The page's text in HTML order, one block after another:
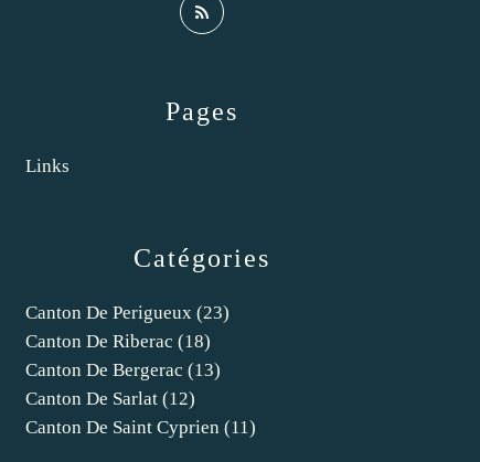
Catégories
Canton De Perigueux (23)
Canton De Riberac (18)
Canton De Bergerac (13)
Canton De Sarlat (12)
Canton De Saint Cyprien (11)
Pages
Links